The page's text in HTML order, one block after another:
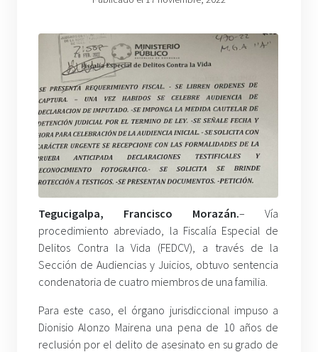
Tegucigalpa, Francisco Morazán.– Vía
procedimiento abreviado, la Fiscalía Especial de
Delitos Contra la Vida (FEDCV), a través de la
Sección de Audiencias y Juicios, obtuvo sentencia
condenatoria de cuatro miembros de una familia.
Para este caso, el órgano jurisdiccional impuso a
Dionisio Alonzo Mairena una pena de 10 años de
reclusión por el delito de asesinato en su grado de